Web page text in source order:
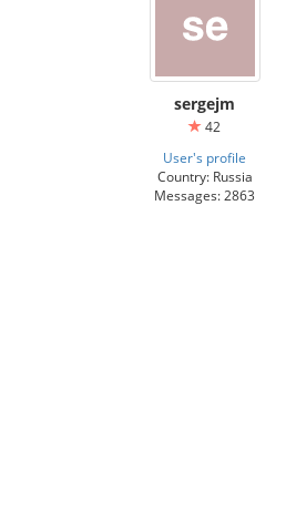
sergejm
42
User's profile
Country: Russia
Messages: 2863